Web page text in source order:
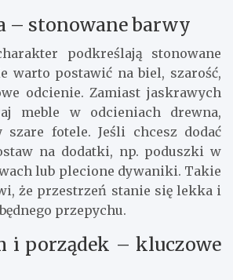
– stonowane barwy
podkreślają stonowane
warto postawić na biel, szarość,
odcienie. Zamiast jaskrawych
meble w odcieniach drewna,
fotele. Jeśli chcesz dodać
na dodatki, np. poduszki w
lub plecione dywaniki. Takie
że przestrzeń stanie się lekka i
przepychu.
i porządek – kluczowe